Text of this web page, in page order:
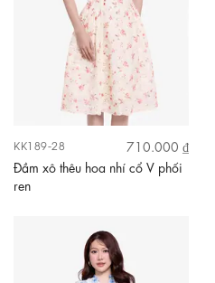
KK189-28
710.000 ₫
Đầm xô thêu hoa nhí cổ V phối
ren